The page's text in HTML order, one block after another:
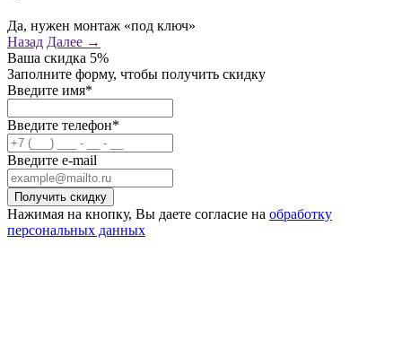
Да, нужен монтаж «под ключ»
Назад Далее →
Ваша скидка 5%
Заполните форму, чтобы получить скидку
Введите имя*
Введите телефон*
Введите e-mail
Нажимая на кнопку, Вы даете согласие на обработку
персональных данных